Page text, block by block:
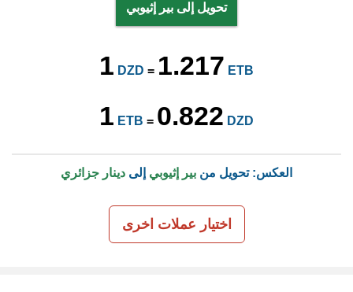
تحويل إلى بير إثيوبي
1 DZD = 1.217 ETB
1 ETB = 0.822 DZD
العكس: تحويل من بير إثيوبي إلى دينار جزائري
اختيار عملات اخرى